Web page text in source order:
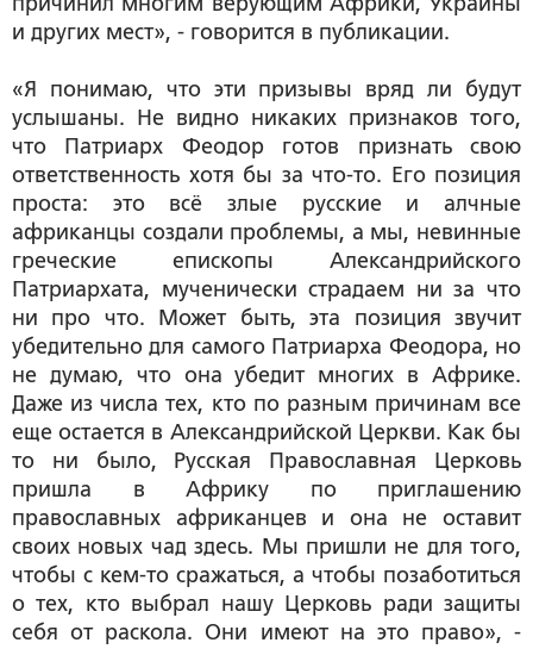
и других мест», - говорится в публикации.
«Я понимаю, что эти призывы вряд ли будут
услышаны. Не видно никаких признаков того,
что Патриарх Феодор готов признать свою
ответственность хотя бы за что-то. Его позиция
проста: это всё злые русские и алчные
африканцы создали проблемы, а мы, невинные
греческие епископы Александрийского
Патриархата, мученически страдаем ни за что
ни про что. Может быть, эта позиция звучит
убедительно для самого Патриарха Феодора, но
не думаю, что она убедит многих в Африке.
Даже из числа тех, кто по разным причинам все
еще остается в Александрийской Церкви. Как бы
то ни было, Русская Православная Церковь
пришла в Африку по приглашению
православных африканцев и она не оставит
своих новых чад здесь. Мы пришли не для того,
чтобы с кем-то сражаться, а чтобы позаботиться
о тех, кто выбрал нашу Церковь ради защиты
себя от раскола. Они имеют на это право», -